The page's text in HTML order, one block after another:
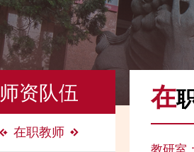
师资队伍
在职教师
在